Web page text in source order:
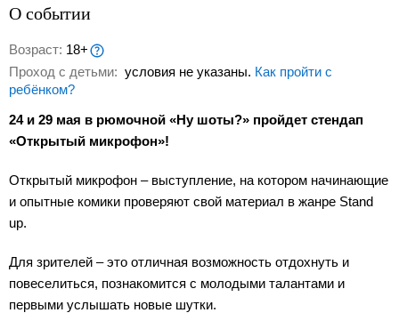
О событии
Возраст: 18+
Проход с детьми: условия не указаны. Как пройти с
ребёнком?
24 и 29 мая в рюмочной «Ну шоты?» пройдет стендап
«Открытый микрофон»!
Открытый микрофон – выступление, на котором начинающие
и опытные комики проверяют свой материал в жанре Stand
up.
Для зрителей – это отличная возможность отдохнуть и
повеселиться, познакомится с молодыми талантами и
первыми услышать новые шутки.